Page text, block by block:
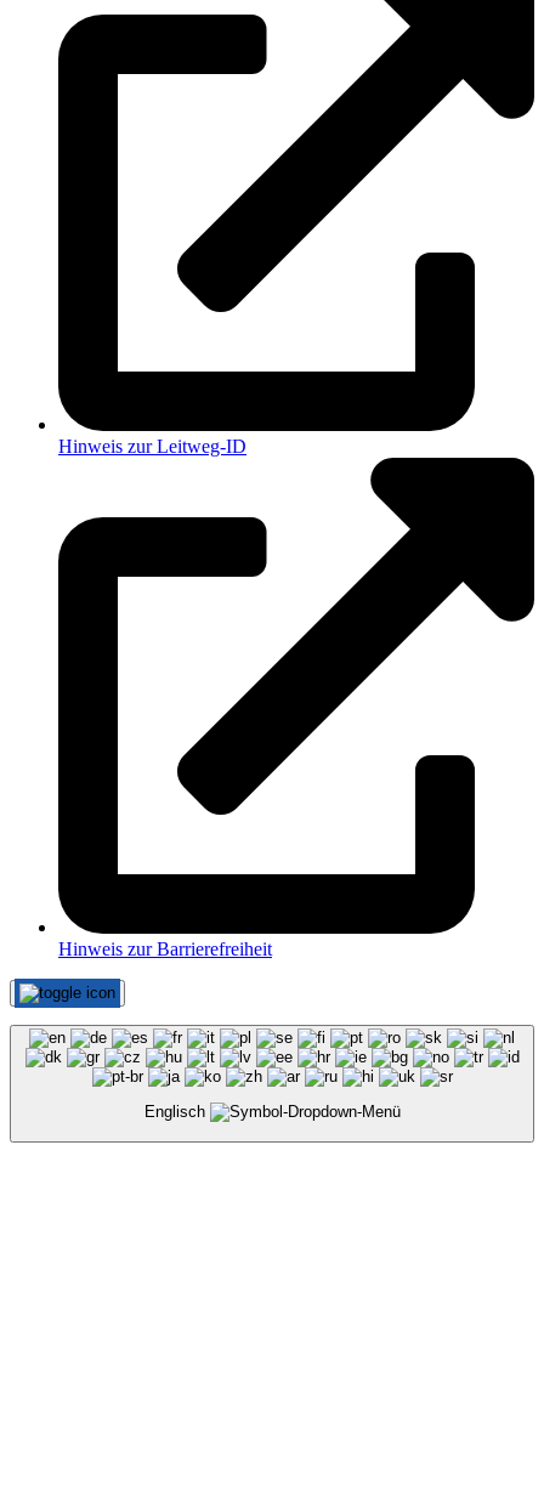
Hinweis zur Leitweg-ID
Hinweis zur Barrierefreiheit
Englisch